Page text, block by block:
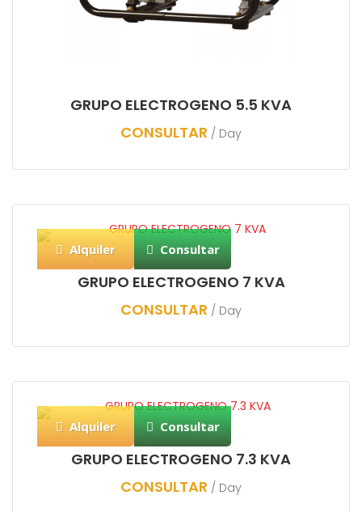
GRUPO ELECTROGENO 5.5 KVA
CONSULTAR / Day
Alquiler Consultar
GRUPO ELECTROGENO 7 KVA
CONSULTAR / Day
Alquiler Consultar
GRUPO ELECTROGENO 7.3 KVA
CONSULTAR / Day